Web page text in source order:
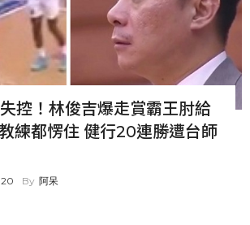
阿呆
控！林俊吉爆走賞霸王肘給
練都愣住 健行20連勝遭台師